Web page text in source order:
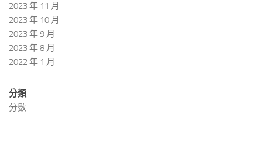
2023 年 11 月
2023 年 10 月
2023 年 9 月
2023 年 8 月
2022 年 1 月
分類
分數